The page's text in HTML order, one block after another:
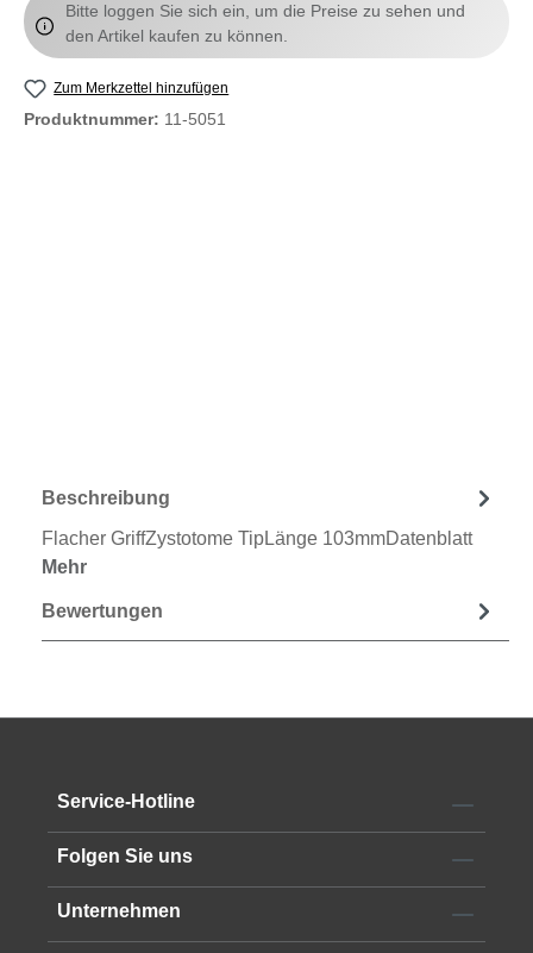
Bitte loggen Sie sich ein, um die Preise zu sehen und
den Artikel kaufen zu können.
Zum Merkzettel hinzufügen
Produktnummer: 11-5051
Beschreibung
Flacher GriffZystotome TipLänge 103mmDatenblatt
Mehr
Bewertungen
Service-Hotline
Folgen Sie uns
Unternehmen